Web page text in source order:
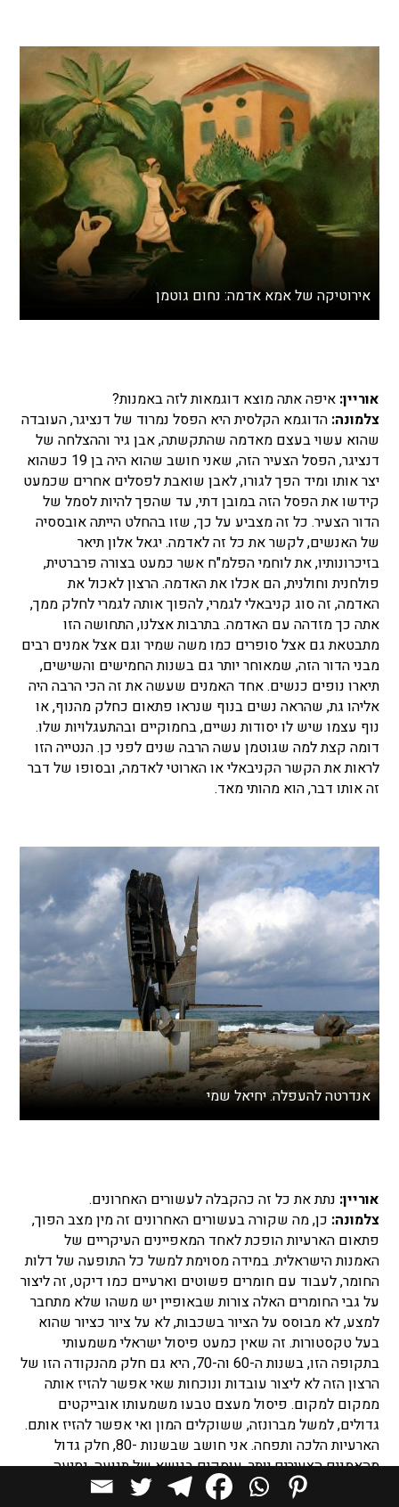
אירוטיקה של אמא אדמה: נחום גוטמן
אוריין: איפה אתה מוצא דוגמאות לזה באמנות?
צלמונה: הדוגמא הקלסית היא הפסל נמרוד של דנציגר, העובדה
שהוא עשוי בעצם מאדמה שהתקשתה, אבן גיר וההצלחה של
דנציגר, הפסל הצעיר הזה, שאני חושב שהוא היה בן 19 כשהוא
יצר אותו ומיד הפך לגורו, לאבן שואבת לפסלים אחרים שכמעט
קידשו את הפסל הזה במובן דתי, עד שהפך להיות לסמל של
הדור הצעיר. כל זה מצביע על כך, שזו בהחלט הייתה אובססיה
של האנשים, לקשר את כל זה לאדמה. יגאל אלון תיאר
בזיכרונותיו, את לוחמי הפלמ"ח אשר כמעט בצורה פרברטית,
פולחנית וחולנית, הם אכלו את האדמה. הרצון לאכול את
האדמה, זה סוג קניבאלי לגמרי, להפוך אותה לגמרי לחלק ממך,
אתה כך מזדהה עם האדמה. בתרבות אצלנו, התחושה הזו
מתבטאת גם אצל סופרים כמו משה שמיר וגם אצל אמנים רבים
מבני הדור הזה, שמאוחר יותר גם בשנות החמישים והשישים,
תיארו נופים כנשים. אחד האמנים שעשה את זה הכי הרבה היה
אליהו גת, שהראה נשים בנוף שנראו פתאום כחלק מהנוף, או
נוף עצמו שיש לו יסודות נשיים, בחמוקיים ובהתעגלויות שלו.
דומה קצת למה שגוטמן עשה הרבה שנים לפני כן. הנטייה הזו
לראות את הקשר הקניבאלי או הארוטי לאדמה, ובסופו של דבר
זה אותו דבר, הוא מהותי מאד.
אנדרטה להעפלה. יחיאל שמי
אוריין: נתת את כל זה כהקבלה לעשורים האחרונים.
צלמונה: כן, מה שקורה בעשורים האחרונים זה מין מצב הפוך,
פתאום הארעיות הופכת לאחד המאפיינים העיקריים של
האמנות הישראלית. במידה מסוימת למשל כל התופעה של דלות
החומר, לעבוד עם חומרים פשוטים וארעיים כמו דיקט, זה ליצור
על גבי החומרים האלה צורות שבאופיין יש משהו שלא מתחבר
למצע, לא מבוסס על הציור בשכבות, לא על ציור כציור שהוא
בעל טקסטורות. זה שאין כמעט פיסול ישראלי משמעותי
בתקופה הזו, בשנות ה-60 וה-70, היא גם חלק מהנקודה הזו של
הרצון הזה לא ליצור עובדות ונוכחות שאי אפשר להזיז אותה
ממקום למקום. פיסול מעצם טבעו משמעותו אובייקטים
גדולים, למשל מברונזה, ששוקלים המון ואי אפשר להזיז אותם.
הארעיות הלכה ותפחה. אני חושב שבשנות -80, חלק גדול
מהאמנים הצעירים יותר, עוסקים בנושא של תנועה, נסיעה,
דברים שאפשר להכניס אותם למזוודות, של פיסול עשוי